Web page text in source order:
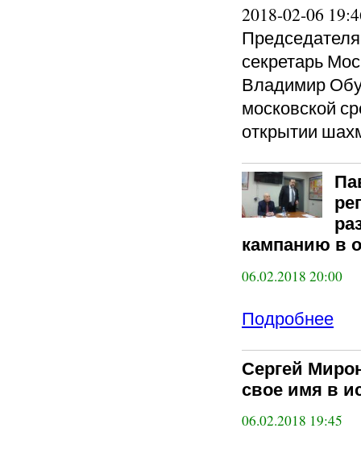
2018-02-06
секретарь
Владимир
московской
открытии
кампанию в
06.02.2018 20:00
Подробнее
Сергей
свое имя в
06.02.2018 19:45